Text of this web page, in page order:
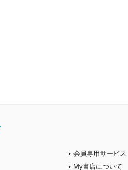
会員専用サービス
My書店について